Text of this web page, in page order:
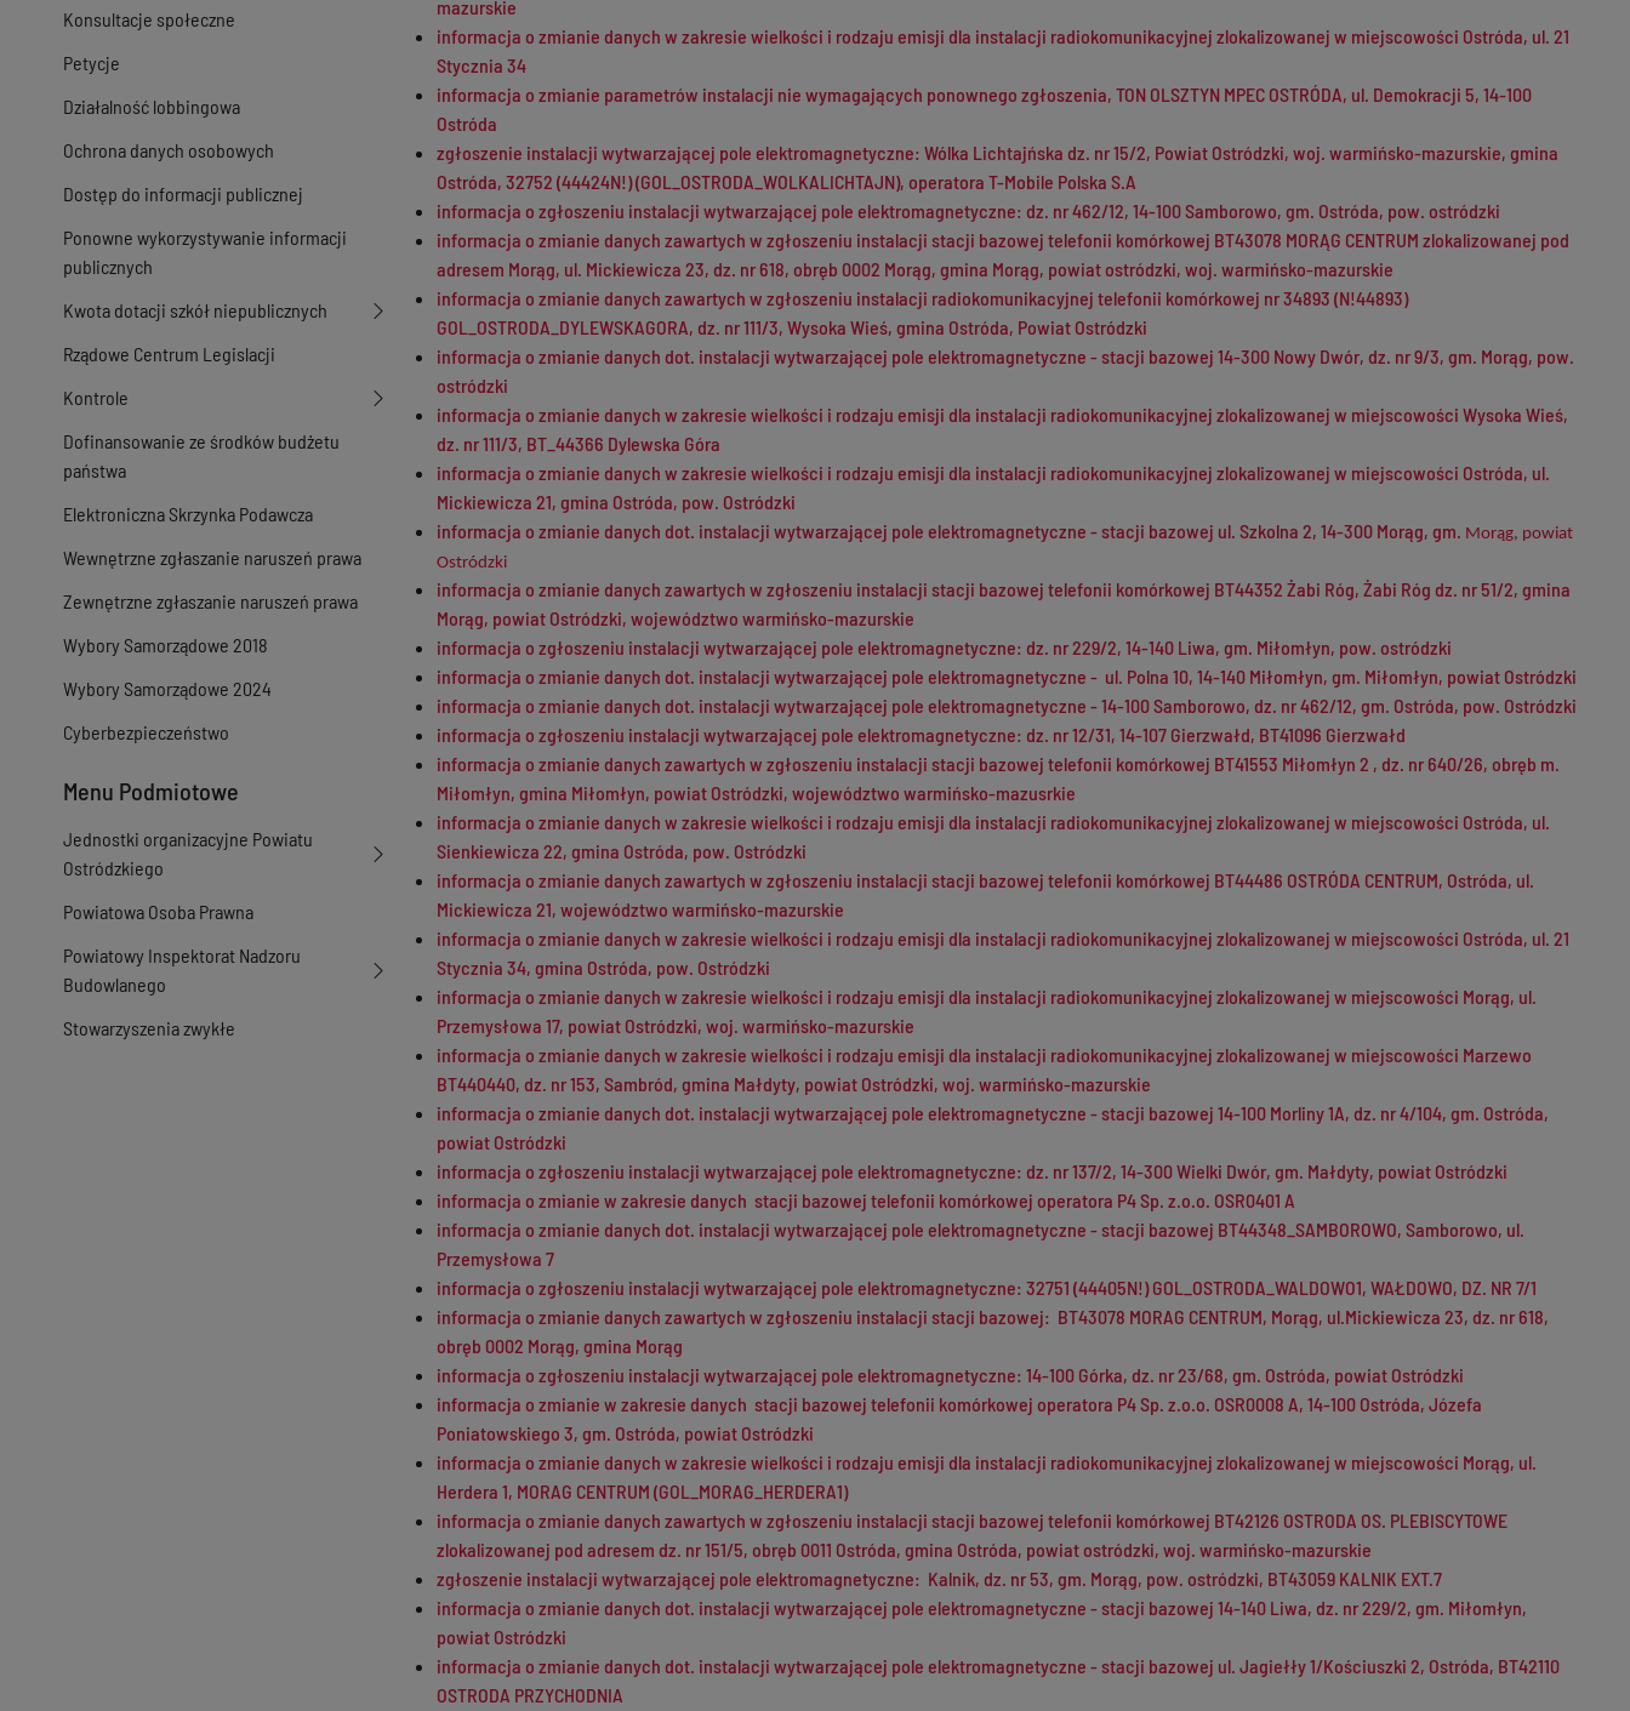
Konsultacje społeczne
Petycje
Działalność lobbingowa
Ochrona danych osobowych
Dostęp do informacji publicznej
Ponowne wykorzystywanie informacji
publicznych
Kwota dotacji szkół niepublicznych
Rządowe Centrum Legislacji
Kontrole
Dofinansowanie ze środków budżetu
państwa
Elektroniczna Skrzynka Podawcza
Wewnętrzne zgłaszanie naruszeń prawa
Zewnętrzne zgłaszanie naruszeń prawa
Wybory Samorządowe 2018
Wybory Samorządowe 2024
Cyberbezpieczeństwo
Menu Podmiotowe
Jednostki organizacyjne Powiatu
Ostródzkiego
Powiatowa Osoba Prawna
Powiatowy Inspektorat Nadzoru
Budowlanego
Stowarzyszenia zwykłe
mazurskie
informacja o zmianie danych w zakresie wielkości i rodzaju emisji dla instalacji radiokomunikacyjnej zlokalizowanej w miejscowości Ostróda, ul. 21
Stycznia 34
informacja o zmianie parametrów instalacji nie wymagających ponownego zgłoszenia, TON OLSZTYN MPEC OSTRÓDA, ul. Demokracji 5, 14-100
Ostróda
zgłoszenie instalacji wytwarzającej pole elektromagnetyczne: Wólka Lichtajńska dz. nr 15/2, Powiat Ostródzki, woj. warmińsko-mazurskie, gmina
Ostróda, 32752 (44424N!) (GOL_OSTRODA_WOLKALICHTAJN), operatora T-Mobile Polska S.A
informacja o zgłoszeniu instalacji wytwarzającej pole elektromagnetyczne: dz. nr 462/12, 14-100 Samborowo, gm. Ostróda, pow. ostródzki
informacja o zmianie danych zawartych w zgłoszeniu instalacji stacji bazowej telefonii komórkowej BT43078 MORĄG CENTRUM zlokalizowanej pod
adresem Morąg, ul. Mickiewicza 23, dz. nr 618, obręb 0002 Morąg, gmina Morąg, powiat ostródzki, woj. warmińsko-mazurskie
informacja o zmianie danych zawartych w zgłoszeniu instalacji radiokomunikacyjnej telefonii komórkowej nr 34893 (N!44893)
GOL_OSTRODA_DYLEWSKAGORA, dz. nr 111/3, Wysoka Wieś, gmina Ostróda, Powiat Ostródzki
informacja o zmianie danych dot. instalacji wytwarzającej pole elektromagnetyczne - stacji bazowej 14-300 Nowy Dwór, dz. nr 9/3, gm. Morąg, pow.
ostródzki
informacja o zmianie danych w zakresie wielkości i rodzaju emisji dla instalacji radiokomunikacyjnej zlokalizowanej w miejscowości Wysoka Wieś,
dz. nr 111/3, BT_44366 Dylewska Góra
informacja o zmianie danych w zakresie wielkości i rodzaju emisji dla instalacji radiokomunikacyjnej zlokalizowanej w miejscowości Ostróda, ul.
Mickiewicza 21, gmina Ostróda, pow. Ostródzki
informacja o zmianie danych dot. instalacji wytwarzającej pole elektromagnetyczne - stacji bazowej ul. Szkolna 2, 14-300 Morąg, gm. Morąg, powiat
Ostródzki
informacja o zmianie danych zawartych w zgłoszeniu instalacji stacji bazowej telefonii komórkowej BT44352 Żabi Róg, Żabi Róg dz. nr 51/2, gmina
Morąg, powiat Ostródzki, województwo warmińsko-mazurskie
informacja o zgłoszeniu instalacji wytwarzającej pole elektromagnetyczne: dz. nr 229/2, 14-140 Liwa, gm. Miłomłyn, pow. ostródzki
informacja o zmianie danych dot. instalacji wytwarzającej pole elektromagnetyczne - ul. Polna 10, 14-140 Miłomłyn, gm. Miłomłyn, powiat Ostródzki
informacja o zmianie danych dot. instalacji wytwarzającej pole elektromagnetyczne - 14-100 Samborowo, dz. nr 462/12, gm. Ostróda, pow. Ostródzki
informacja o zgłoszeniu instalacji wytwarzającej pole elektromagnetyczne: dz. nr 12/31, 14-107 Gierzwałd, BT41096 Gierzwałd
informacja o zmianie danych zawartych w zgłoszeniu instalacji stacji bazowej telefonii komórkowej BT41553 Miłomłyn 2 , dz. nr 640/26, obręb m.
Miłomłyn, gmina Miłomłyn, powiat Ostródzki, województwo warmińsko-mazusrkie
informacja o zmianie danych w zakresie wielkości i rodzaju emisji dla instalacji radiokomunikacyjnej zlokalizowanej w miejscowości Ostróda, ul.
Sienkiewicza 22, gmina Ostróda, pow. Ostródzki
informacja o zmianie danych zawartych w zgłoszeniu instalacji stacji bazowej telefonii komórkowej BT44486 OSTRÓDA CENTRUM, Ostróda, ul.
Mickiewicza 21, województwo warmińsko-mazurskie
informacja o zmianie danych w zakresie wielkości i rodzaju emisji dla instalacji radiokomunikacyjnej zlokalizowanej w miejscowości Ostróda, ul. 21
Stycznia 34, gmina Ostróda, pow. Ostródzki
informacja o zmianie danych w zakresie wielkości i rodzaju emisji dla instalacji radiokomunikacyjnej zlokalizowanej w miejscowości Morąg, ul.
Przemysłowa 17, powiat Ostródzki, woj. warmińsko-mazurskie
informacja o zmianie danych w zakresie wielkości i rodzaju emisji dla instalacji radiokomunikacyjnej zlokalizowanej w miejscowości Marzewo
BT440440, dz. nr 153, Sambród, gmina Małdyty, powiat Ostródzki, woj. warmińsko-mazurskie
informacja o zmianie danych dot. instalacji wytwarzającej pole elektromagnetyczne - stacji bazowej 14-100 Morliny 1A, dz. nr 4/104, gm. Ostróda,
powiat Ostródzki
informacja o zgłoszeniu instalacji wytwarzającej pole elektromagnetyczne: dz. nr 137/2, 14-300 Wielki Dwór, gm. Małdyty, powiat Ostródzki
informacja o zmianie w zakresie danych stacji bazowej telefonii komórkowej operatora P4 Sp. z.o.o. OSR0401 A
informacja o zmianie danych dot. instalacji wytwarzającej pole elektromagnetyczne - stacji bazowej BT44348_SAMBOROWO, Samborowo, ul.
Przemysłowa 7
informacja o zgłoszeniu instalacji wytwarzającej pole elektromagnetyczne: 32751 (44405N!) GOL_OSTRODA_WALDOWO1, WAŁDOWO, DZ. NR 7/1
informacja o zmianie danych zawartych w zgłoszeniu instalacji stacji bazowej: BT43078 MORAG CENTRUM, Morąg, ul.Mickiewicza 23, dz. nr 618,
obręb 0002 Morąg, gmina Morąg
informacja o zgłoszeniu instalacji wytwarzającej pole elektromagnetyczne: 14-100 Górka, dz. nr 23/68, gm. Ostróda, powiat Ostródzki
informacja o zmianie w zakresie danych stacji bazowej telefonii komórkowej operatora P4 Sp. z.o.o. OSR0008 A, 14-100 Ostróda, Józefa
Poniatowskiego 3, gm. Ostróda, powiat Ostródzki
informacja o zmianie danych w zakresie wielkości i rodzaju emisji dla instalacji radiokomunikacyjnej zlokalizowanej w miejscowości Morąg, ul.
Herdera 1, MORAG CENTRUM (GOL_MORAG_HERDERA1)
informacja o zmianie danych zawartych w zgłoszeniu instalacji stacji bazowej telefonii komórkowej BT42126 OSTRODA OS. PLEBISCYTOWE
zlokalizowanej pod adresem dz. nr 151/5, obręb 0011 Ostróda, gmina Ostróda, powiat ostródzki, woj. warmińsko-mazurskie
zgłoszenie instalacji wytwarzającej pole elektromagnetyczne: Kalnik, dz. nr 53, gm. Morąg, pow. ostródzki, BT43059 KALNIK EXT.7
informacja o zmianie danych dot. instalacji wytwarzającej pole elektromagnetyczne - stacji bazowej 14-140 Liwa, dz. nr 229/2, gm. Miłomłyn,
powiat Ostródzki
informacja o zmianie danych dot. instalacji wytwarzającej pole elektromagnetyczne - stacji bazowej ul. Jagiełły 1/Kościuszki 2, Ostróda, BT42110
OSTRODA PRZYCHODNIA